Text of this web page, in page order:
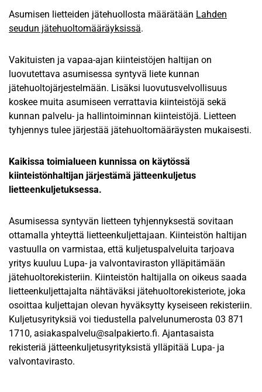
Asumisen lietteiden jätehuollosta määrätään Lahden
seudun jätehuoltomääräyksissä.
Vakituisten ja vapaa-ajan kiinteistöjen haltijan on
luovutettava asumisessa syntyvä liete kunnan
jätehuoltojärjestelmään. Lisäksi luovutusvelvollisuus
koskee muita asumiseen verrattavia kiinteistöjä sekä
kunnan palvelu- ja hallintoiminnan kiinteistöjä. Lietteen
tyhjennys tulee järjestää jätehuoltomääräysten mukaisesti.
Kaikissa toimialueen kunnissa on käytössä
kiinteistönhaltijan järjestämä jätteenkuljetus
lietteenkuljetuksessa.
Asumisessa syntyvän lietteen tyhjennyksestä sovitaan
ottamalla yhteyttä lietteenkuljettajaan. Kiinteistön haltijan
vastuulla on varmistaa, että kuljetuspalveluita tarjoava
yritys kuuluu Lupa- ja valvontaviraston ylläpitämään
jätehuoltorekisteriin. Kiinteistön haltijalla on oikeus saada
lietteenkuljettajalta nähtäväksi jätehuoltorekisteriote, joka
osoittaa kuljettajan olevan hyväksytty kyseiseen rekisteriin.
Kuljetusyrityksiä voi tiedustella palvelunumerosta 03 871
1710, asiakaspalvelu@salpakierto.fi. Ajantasaista
rekisteriä jätteenkuljetusyrityksistä ylläpitää Lupa- ja
valvontavirasto.